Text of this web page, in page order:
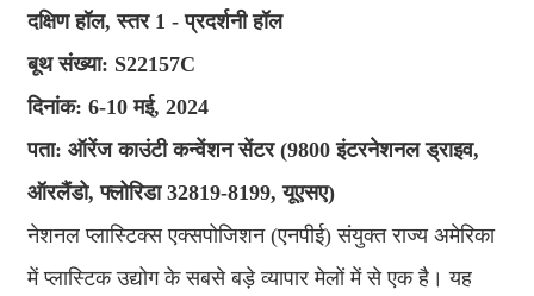
दक्षिण हॉल, स्तर 1 - प्रदर्शनी हॉल
बूथ संख्या: S22157C
दिनांक: 6-10 मई, 2024
पता: ऑरेंज काउंटी कन्वेंशन सेंटर (9800 इंटरनेशनल ड्राइव,
ऑरलैंडो, फ्लोरिडा 32819-8199, यूएसए)
नेशनल प्लास्टिक्स एक्सपोजिशन (एनपीई) संयुक्त राज्य अमेरिका
में प्लास्टिक उद्योग के सबसे बड़े व्यापार मेलों में से एक है। यह